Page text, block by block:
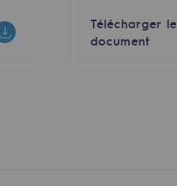
Télécharger le
document